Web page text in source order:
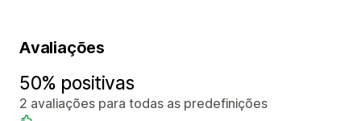
Avaliações
50% positivas
2 avaliações para todas as predefinições